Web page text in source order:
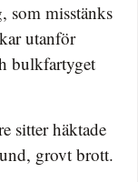
som misstänks
utanför
bulkfartyget
sitter häktade
grovt brott.